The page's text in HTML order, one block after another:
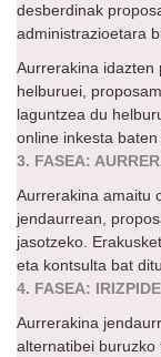
desberdinak
administrazioetara
Aurrerakina idazten
helburuei,
laguntzea du
online inkesta baten
3. FASEA:
Aurrerakina amaitu
jendaurrean,
jasotzeko.
eta kontsulta bat
4. FASEA:
Aurrerakina
alternatibei